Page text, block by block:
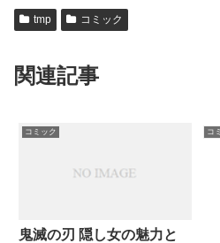
tmp コミック
関連記事
コミック
鬼滅の刃 隠し女の魅力と
コ